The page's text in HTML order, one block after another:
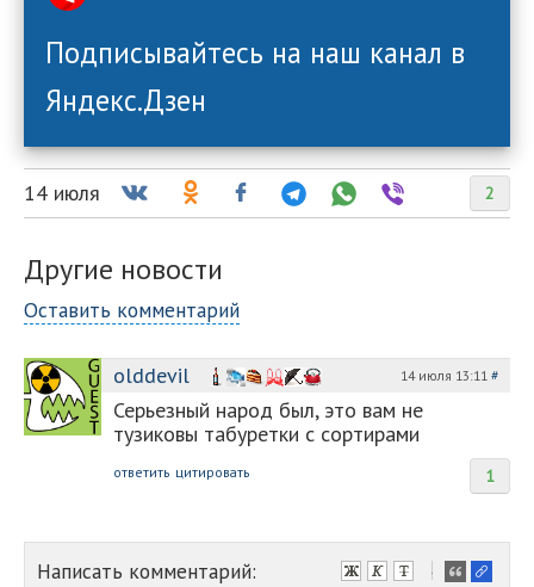
Подписывайтесь на наш канал в
Яндекс.Дзен
2
14 июля
Другие новости
Оставить комментарий
olddevil 14 июля 13:11 #
Серьезный народ был, это вам не
тузиковы табуретки с сортирами
1
ответить цитировать
Написать комментарий:
-